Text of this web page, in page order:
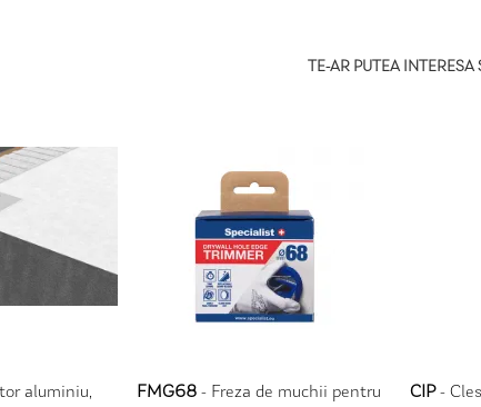
TE-AR PUTEA INTERESA
aluminiu,
FMG68 - Freza de muchii pentru
CIP-